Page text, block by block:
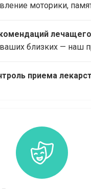
моторики,
близких — наш
приема